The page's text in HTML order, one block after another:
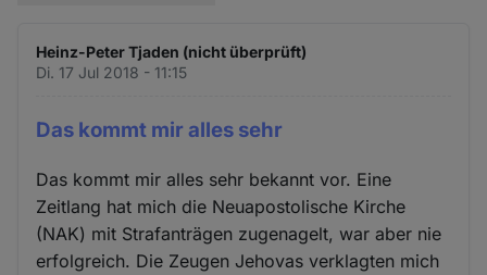
Heinz-Peter Tjaden (nicht überprüft)
Di. 17 Jul 2018 - 11:15
Das kommt mir alles sehr
Das kommt mir alles sehr bekannt vor. Eine
Zeitlang hat mich die Neuapostolische Kirche
(NAK) mit Strafanträgen zugenagelt, war aber nie
erfolgreich. Die Zeugen Jehovas verklagten mich